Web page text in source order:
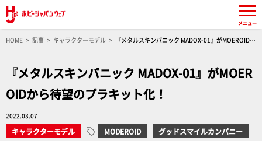
HOME 記事 キャラクターモデル
『メタルスキンパニック MADOX-01』がMOEROIDか
『メタルスキンパニック MADOX-01』がMOER
OIDから待望のプラキット化！
2022.03.07
キャラクターモデル MODEROID
グッドスマイルカンパニー
メニュー